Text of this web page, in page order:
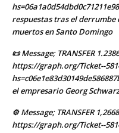
respuestas tras el derrumbe
muertos en Santo Domingo
📜 Message; TRANSFER
https://graph.org/Ticket--
el empresario Georg
⚙ Message; TRANSFER
https://graph.org/Ticket--